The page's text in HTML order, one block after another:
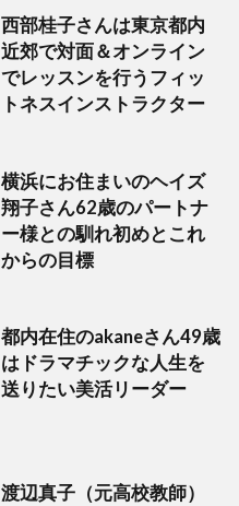
西部桂子さんは東京都内
近郊で対面＆オンライン
でレッスンを行うフィッ
トネスインストラクター
横浜にお住まいのヘイズ
翔子さん62歳のパートナ
ー様との馴れ初めとこれ
からの目標
都内在住のakaneさん49歳
はドラマチックな人生を
送りたい美活リーダー
渡辺真子（元高校教師）